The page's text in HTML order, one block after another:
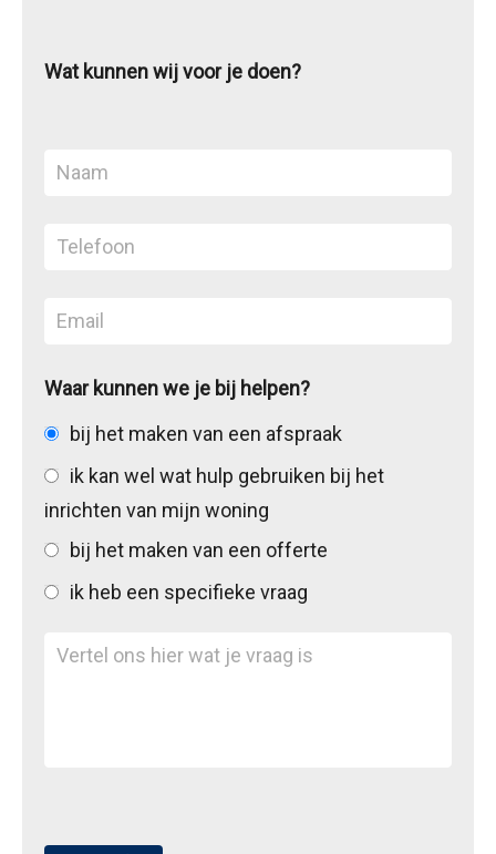
Wat kunnen wij voor je doen?
Waar kunnen we je bij helpen?
bij het maken van een afspraak
ik kan wel wat hulp gebruiken bij het
inrichten van mijn woning
bij het maken van een offerte
ik heb een specifieke vraag